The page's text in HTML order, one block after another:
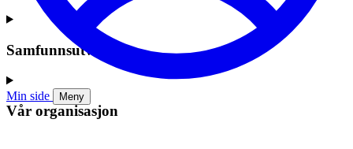
Min side Meny
Samfunnsutvikling
Vår organisasjon